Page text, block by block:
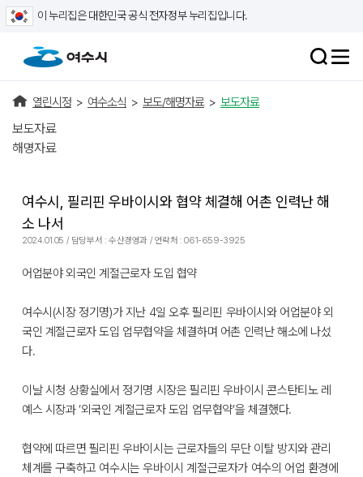
이 누리집은 대한민국 공식 전자정부 누리집입니다.
열린시정 > 여수소식 > 보도/해명자료 > 보도자료
보도자료
해명자료
여수시, 필리핀 우바이시와 협약 체결해 어촌 인력난 해
소 나서
2024.01.05 / 담당부서 : 수산경영과 / 연락처 : 061-659-3925
어업분야 외국인 계절근로자 도입 협약
여수시(시장 정기명)가 지난 4일 오후 필리핀 우바이시와 어업분야 외
국인 계절근로자 도입 업무협약을 체결하며 어촌 인력난 해소에 나섰
다.
이날 시청 상황실에서 정기명 시장은 필리핀 우바이시 콘스탄티노 레
예스 시장과 ‘외국인 계절근로자 도입 업무협약’을 체결했다.
협약에 따르면 필리핀 우바이시는 근로자들의 무단 이탈 방지와 관리
체계를 구축하고 여수시는 우바이시 계절근로자가 여수의 어업 환경에